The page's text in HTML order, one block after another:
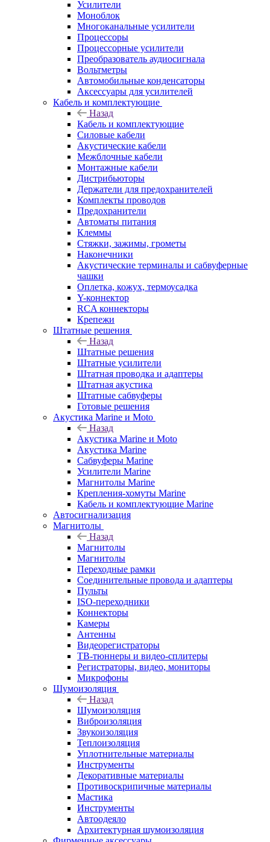
Усилители
Моноблок
Многоканальные усилители
Процессоры
Процессорные усилители
Преобразователь аудиосигнала
Вольтметры
Автомобильные конденсаторы
Аксессуары для усилителей
Кабель и комплектующие
Назад
Кабель и комплектующие
Силовые кабели
Акустические кабели
Межблочные кабели
Монтажные кабели
Дистрибьюторы
Держатели для предохранителей
Комплекты проводов
Предохранители
Автоматы питания
Клеммы
Стяжки, зажимы, грометы
Наконечники
Акустические терминалы и сабвуферные
чашки
Оплетка, кожух, термоусадка
Y-коннектор
RCA коннекторы
Крепежи
Штатные решения
Назад
Штатные решения
Штатные усилители
Штатная проводка и адаптеры
Штатная акустика
Штатные сабвуферы
Готовые решения
Акустика Marine и Moto
Назад
Акустика Marine и Moto
Акустика Marine
Сабвуферы Marine
Усилители Marine
Магнитолы Marine
Крепления-хомуты Marine
Кабель и комплектующие Marine
Автосигнализация
Магнитолы
Назад
Магнитолы
Магнитолы
Переходные рамки
Соединительные провода и адаптеры
Пульты
ISO-переходники
Коннекторы
Камеры
Антенны
Видеорегистраторы
ТВ-тюннеры и видео-сплитеры
Регистраторы, видео, мониторы
Микрофоны
Шумоизоляция
Назад
Шумоизоляция
Виброизоляция
Звукоизоляция
Теплоизоляция
Уплотнительные материалы
Инструменты
Декоративные материалы
Противоскрипичные материалы
Мастика
Инструменты
Автоодеяло
Архитектурная шумоизоляция